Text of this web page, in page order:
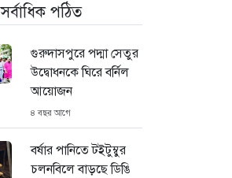
সর্বাধিক পঠিত
গুরুদাসপুরে পদ্মা সেতুর
উদ্বোধনকে ঘিরে বর্নিল
আয়োজন
৪ বছর আগে
বর্ষার পানিতে টইটুম্বুর
চলনবিলে বাড়ছে ডিঙি